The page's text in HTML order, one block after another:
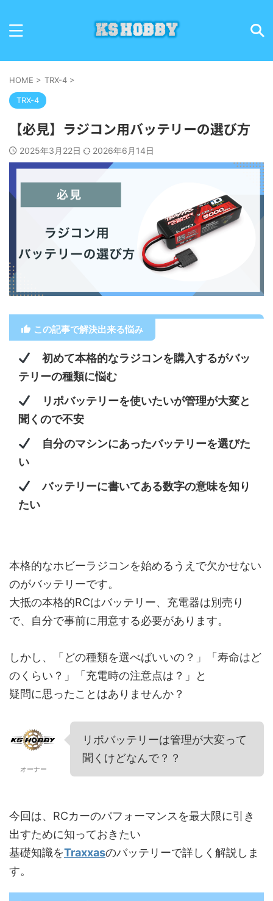
HOME > TRX-4 >
TRX-4
【必見】ラジコン用バッテリーの選び方
2025年3月22日 2026年6月14日
この記事で解決出来る悩み
初めて本格的なラジコンを購入するがバッ
テリーの種類に悩む
リポバッテリーを使いたいが管理が大変と
聞くので不安
自分のマシンにあったバッテリーを選びた
い
バッテリーに書いてある数字の意味を知り
たい
本格的なホビーラジコンを始めるうえで欠かせない
のがバッテリーです。
大抵の本格的RCはバッテリー、充電器は別売り
で、自分で事前に用意する必要があります。
しかし、「どの種類を選べばいいの？」「寿命はど
のくらい？」「充電時の注意点は？」と
疑問に思ったことはありませんか？
オーナー
リポバッテリーは管理が大変って
聞くけどなんで？？
今回は、RCカーのパフォーマンスを最大限に引き
出すために知っておきたい
基礎知識をTraxxasのバッテリーで詳しく解説しま
す。